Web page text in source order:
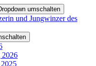
umschalten
und Jungwinzer des